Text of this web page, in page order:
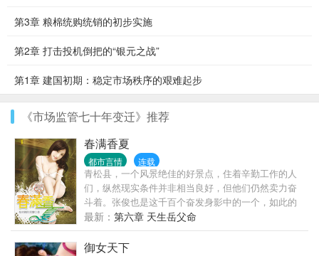
第3章 粮棉统购统销的初步实施
第2章 打击投机倒把的“银元之战”
第1章 建国初期：稳定市场秩序的艰难起步
《市场监管七十年变迁》推荐
春满香夏
都市言情 连载
青松县，一个风景绝佳的好景点，住着辛勤工作的人
们，纵然现实条件并非相当良好，但他们仍然卖力奋
斗着。张俊也是这千百个奋发身影中的一个，如此的
平凡，如果没有意外的话，张俊、叶子、莲婶一家人
应该会这样祥和、平静的过完这辈子，但现实让他们
走上另一条不同的路……
最新： 第六章 天生岳父命
御女天下